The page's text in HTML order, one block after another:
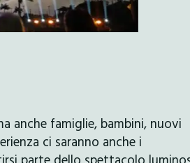
anche famiglie, bambini, nuovi
ci saranno anche i